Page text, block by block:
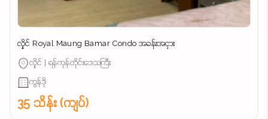
လှိုင် Royal Maung Bamar Condo အခန်းအငှား
လှိုင် | ရန်ကုန်တိုင်းဒေသကြီး
ကွန်ဒို
35 သိန်း (ကျပ်)